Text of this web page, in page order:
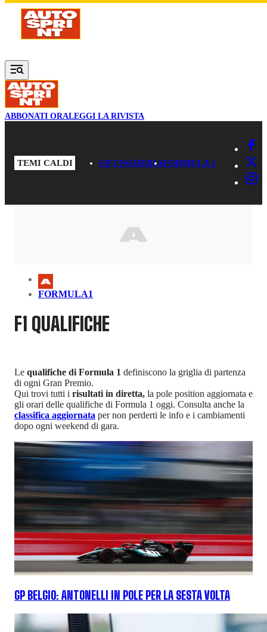
Vai al contenuto principale
ABBONATI ORALEGGI LA RIVISTA
TEMI CALDI GP UNGHERIAFORMULA 1
FORMULA1
F1 QUALIFICHE
Le qualifiche di Formula 1 definiscono la griglia di partenza
di ogni Gran Premio.
Qui trovi tutti i risultati in diretta, la pole position aggiornata e
gli orari delle qualifiche di Formula 1 oggi. Consulta anche la
classifica aggiornata per non perderti le info e i cambiamenti
dopo ogni weekend di gara.
GP BELGIO: ANTONELLI IN POLE PER LA SESTA VOLTA